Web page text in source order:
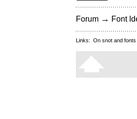
Forum → Font
Links: On snot and fonts